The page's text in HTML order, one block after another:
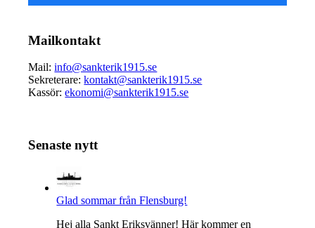
Mailkontakt
Mail:info@sankterik1915.se
Sekreterare:kontakt@sankterik1915.se
Kassör:ekonomi@sankterik1915.se
Senaste nytt
Glad sommar från Flensburg!
Hej alla Sankt Eriksvänner! Här kommer en